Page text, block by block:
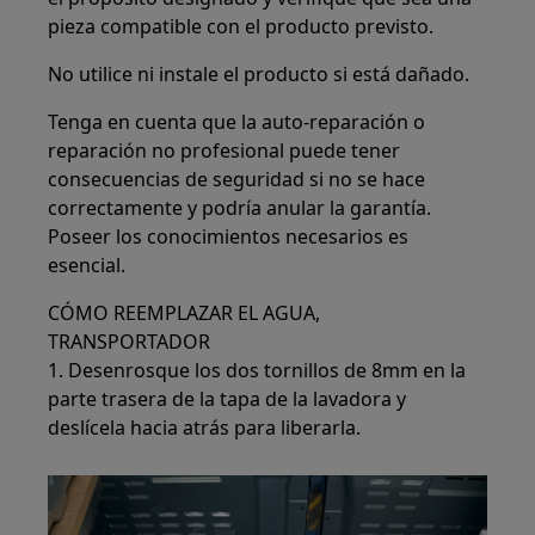
pieza compatible con el producto previsto.
No utilice ni instale el producto si está dañado.
Tenga en cuenta que la auto-reparación o
reparación no profesional puede tener
consecuencias de seguridad si no se hace
correctamente y podría anular la garantía.
Poseer los conocimientos necesarios es
esencial.
CÓMO REEMPLAZAR EL AGUA,
TRANSPORTADOR
1. Desenrosque los dos tornillos de 8mm en la
parte trasera de la tapa de la lavadora y
deslícela hacia atrás para liberarla.